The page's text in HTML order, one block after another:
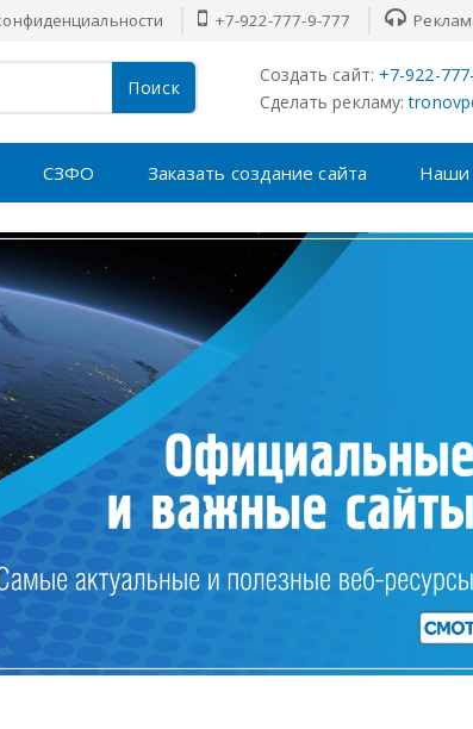
+7-922-777-9-777
Поиск
Создать сайт: +7-922-
Сделать рекламу:
СЗФО Заказать создание сайта Наши